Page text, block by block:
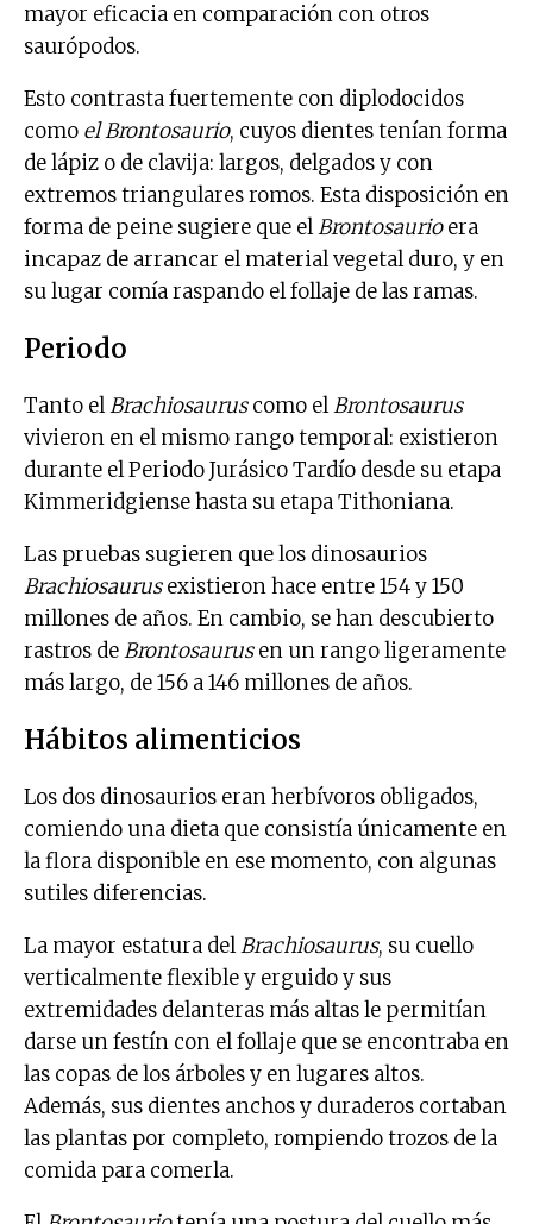
mayor eficacia en comparación con otros
saurópodos.
Esto contrasta fuertemente con diplodocidos
como el Brontosaurio, cuyos dientes tenían forma
de lápiz o de clavija: largos, delgados y con
extremos triangulares romos. Esta disposición en
forma de peine sugiere que elBrontosaurioera
incapaz de arrancar el material vegetal duro, y en
su lugar comía raspando el follaje de las ramas.
Periodo
Tanto elBrachiosauruscomo elBrontosaurus
vivieron en el mismo rango temporal: existieron
durante el Periodo Jurásico Tardío desde su etapa
Kimmeridgiense hasta su etapa Tithoniana.
Las pruebas sugieren que los dinosaurios
Brachiosaurusexistieron hace entre 154 y 150
millones de años. En cambio, se han descubierto
rastros deBrontosaurusen un rango ligeramente
más largo, de 156 a 146 millones de años.
Hábitos alimenticios
Los dos dinosaurios eran herbívoros obligados,
comiendo una dieta que consistía únicamente en
la flora disponible en ese momento, con algunas
sutiles diferencias.
La mayor estatura delBrachiosaurus, su cuello
verticalmente flexible y erguido y sus
extremidades delanteras más altas le permitían
darse un festín con el follaje que se encontraba en
las copas de los árboles y en lugares altos.
Además, sus dientes anchos y duraderos cortaban
las plantas por completo, rompiendo trozos de la
comida para comerla.